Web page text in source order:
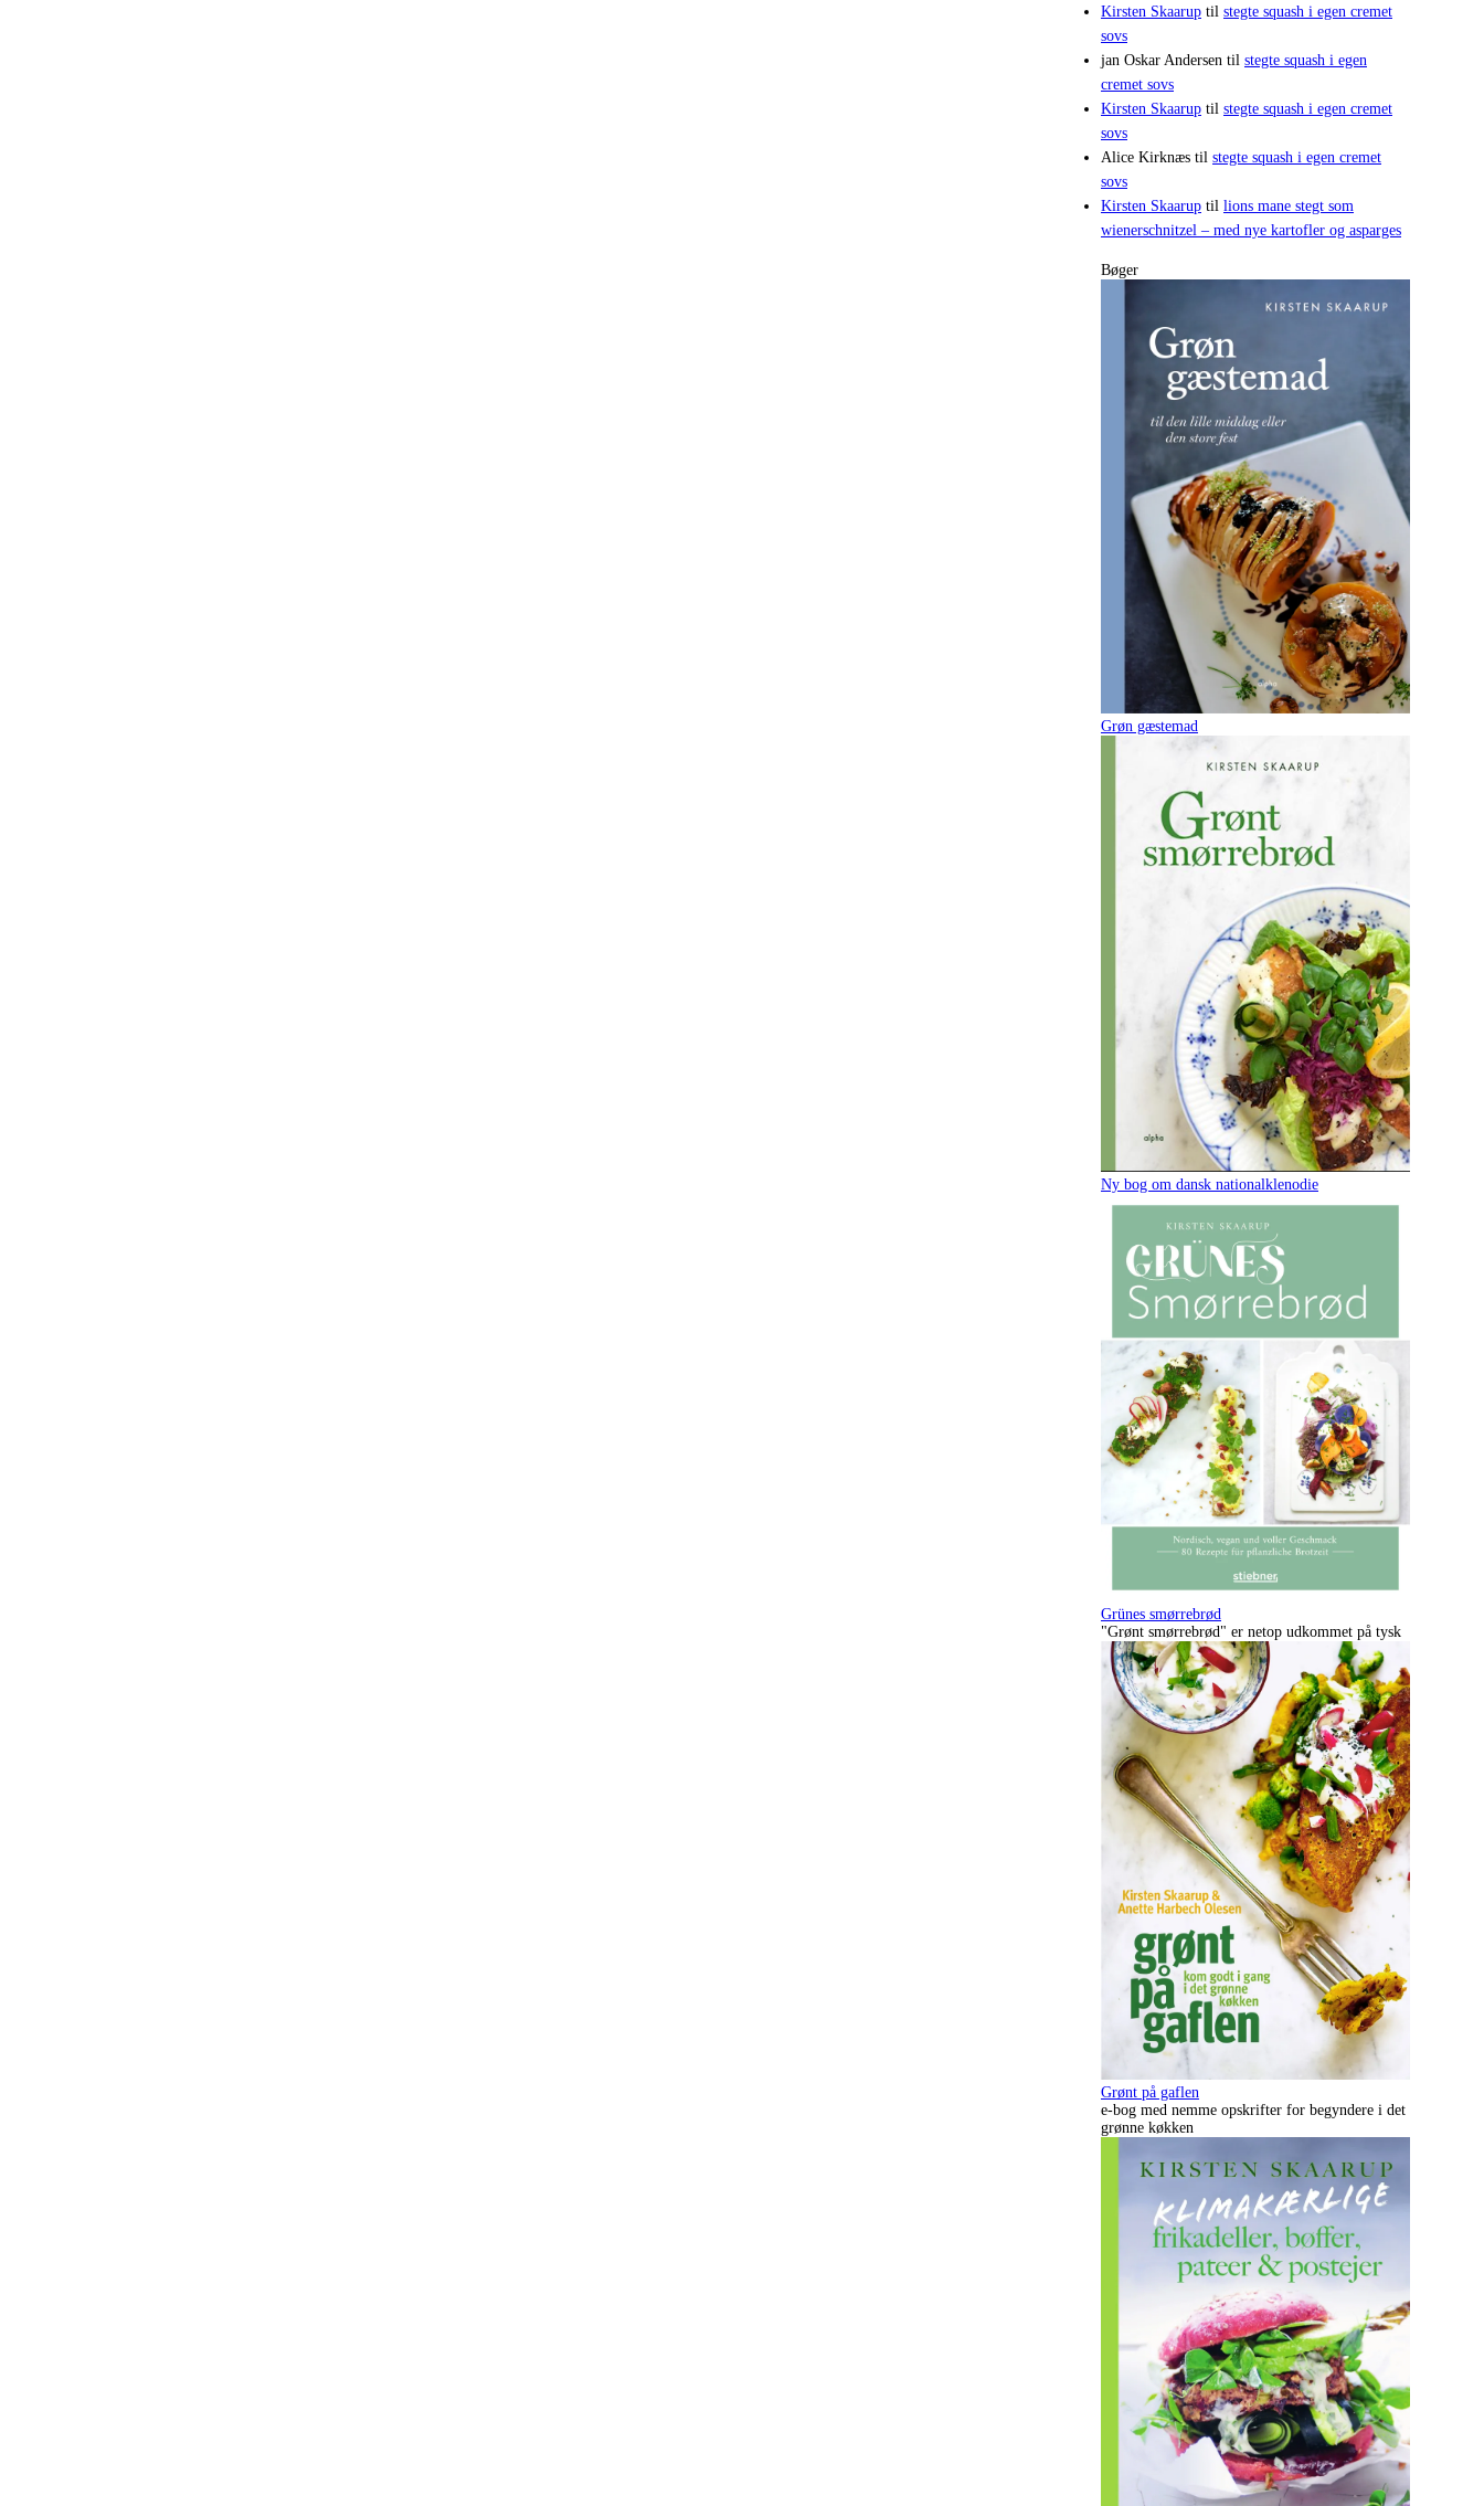
Kirsten Skaarup til stegte squash i egen cremet
sovs
jan Oskar Andersen til stegte squash i egen
cremet sovs
Kirsten Skaarup til stegte squash i egen cremet
sovs
Alice Kirknæs til stegte squash i egen cremet
sovs
Kirsten Skaarup til lions mane stegt som
wienerschnitzel – med nye kartofler og asparges
Bøger
Grøn gæstemad
Ny bog om dansk nationalklenodie
Grünes smørrebrød
"Grønt smørrebrød" er netop udkommet på tysk
Grønt på gaflen
e-bog med nemme opskrifter for begyndere i det
grønne køkken